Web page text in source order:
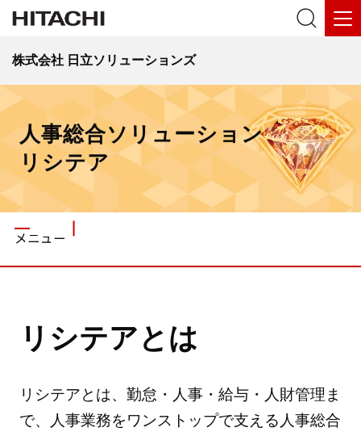
株式会社 日立ソリューションズ
人事総合ソリューション
リシテア
メニュー
リシテアとは
リシテアとは、勤怠・人事・給与・人財管理ま
で、人事業務をワンストップで支える人事総合